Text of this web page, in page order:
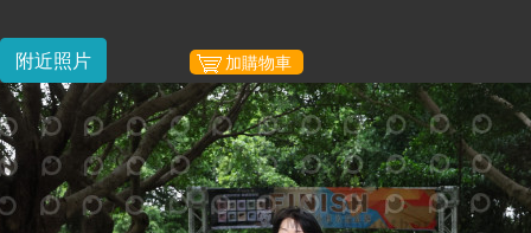
附近照片 加購物車